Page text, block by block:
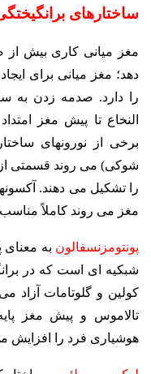
ساختارهای
مغز میانی کاری بیش از
دهد؛ مغز میانی برای
را دارد. صدمه زدن به
النخاع تا پیش مغز
برخی از نورونهای
شوکی) می روند قسمتی
را تشکیل می دهند.
مغز می روند کاملاًمناسب
پونتومزنسفالون به
شبکیه ای است که در
کولین و گلوتامات آزاد
تالاموس و پیش مغز
هوشیاری فرد را افزایش